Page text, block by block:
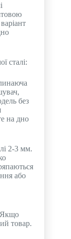
сталі:
без
на дно
2-3 мм.
або
Якщо
товар.